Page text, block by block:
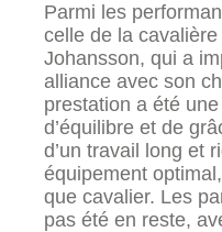
Parmi les
celle de la
Johansson, qui a
alliance avec son
prestation a été
d’équilibre et de
d’un travail long et
équipement
que cavalier. Les
pas été en reste,